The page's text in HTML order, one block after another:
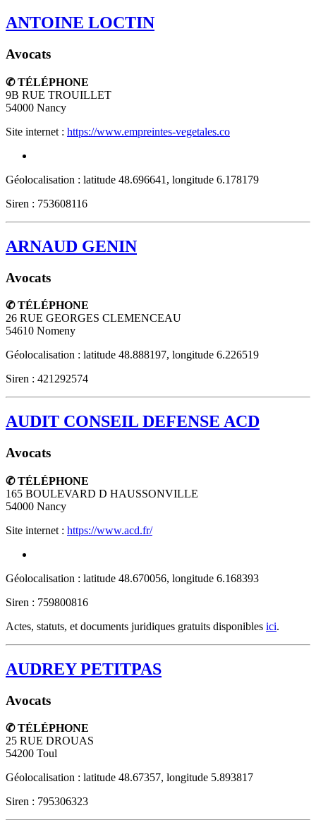
ANTOINE LOCTIN
Avocats
✆ TÉLÉPHONE
9B RUE TROUILLET
54000 Nancy
Site internet : https://www.empreintes-vegetales.co
Géolocalisation : latitude 48.696641, longitude 6.178179
Siren : 753608116
ARNAUD GENIN
Avocats
✆ TÉLÉPHONE
26 RUE GEORGES CLEMENCEAU
54610 Nomeny
Géolocalisation : latitude 48.888197, longitude 6.226519
Siren : 421292574
AUDIT CONSEIL DEFENSE ACD
Avocats
✆ TÉLÉPHONE
165 BOULEVARD D HAUSSONVILLE
54000 Nancy
Site internet : https://www.acd.fr/
Géolocalisation : latitude 48.670056, longitude 6.168393
Siren : 759800816
Actes, statuts, et documents juridiques gratuits disponibles ici.
AUDREY PETITPAS
Avocats
✆ TÉLÉPHONE
25 RUE DROUAS
54200 Toul
Géolocalisation : latitude 48.67357, longitude 5.893817
Siren : 795306323